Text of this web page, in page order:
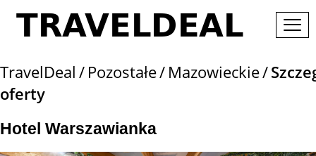
TravelDeal Pozostałe Mazowieckie
oferty
Hotel Warszawianka